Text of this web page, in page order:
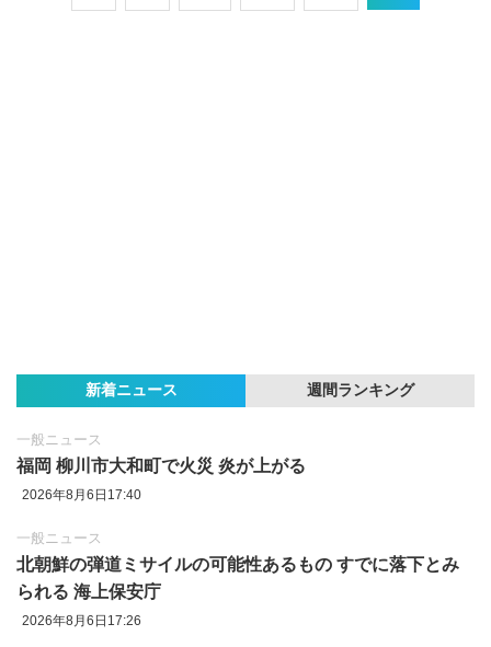
新着ニュース 週間ランキング
一般ニュース
福岡 柳川市大和町で火災 炎が上がる
2026年8月6日17:40
一般ニュース
北朝鮮の弾道ミサイルの可能性あるもの すでに落下とみ
られる 海上保安庁
2026年8月6日17:26